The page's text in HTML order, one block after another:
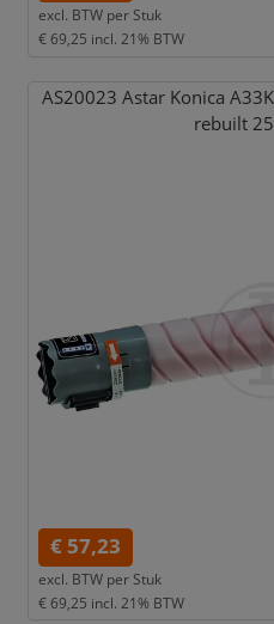
excl. BTW per Stuk
€ 69,25 incl. 21% BTW
AS20023 Astar Konica
rebuilt
€ 57,23
excl. BTW per Stuk
€ 69,25 incl. 21% BTW